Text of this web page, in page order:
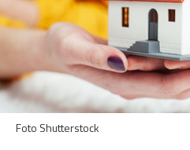
Foto Shutterstock